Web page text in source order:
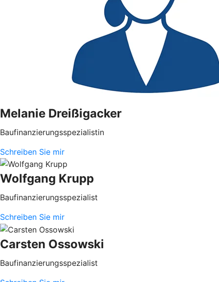
Melanie Dreißigacker
Baufinanzierungsspezialistin
Schreiben Sie mir
Wolfgang Krupp
Baufinanzierungsspezialist
Schreiben Sie mir
Carsten Ossowski
Baufinanzierungsspezialist